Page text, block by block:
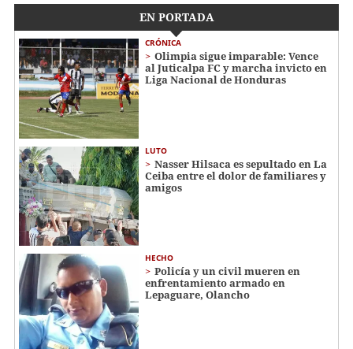
EN PORTADA
CRÓNICA
Olimpia sigue imparable: Vence
al Juticalpa FC y marcha invicto en
Liga Nacional de Honduras
LUTO
Nasser Hilsaca es sepultado en La
Ceiba entre el dolor de familiares y
amigos
HECHO
Policía y un civil mueren en
enfrentamiento armado en
Lepaguare, Olancho